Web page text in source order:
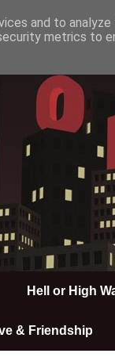
Hell or High
& Friendship
and to
metrics to